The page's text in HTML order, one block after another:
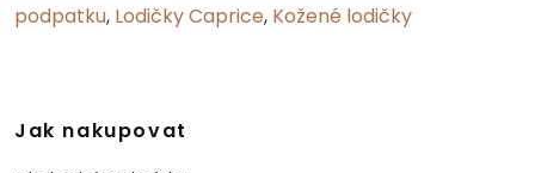
podpatku, Lodičky Caprice, Kožené lodičky
Jak nakupovat